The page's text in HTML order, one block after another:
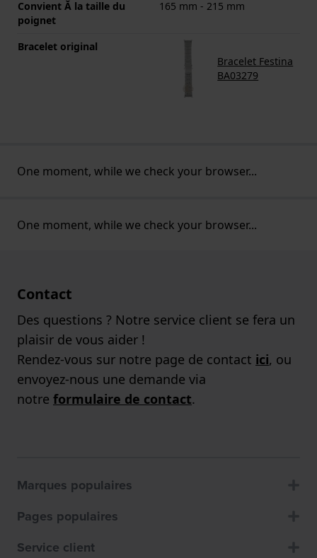
Convient Ă la taille du
poignet
165 mm - 215 mm
Bracelet original
Bracelet Festina
BA03279
One moment, while we check your browser...
One moment, while we check your browser...
Contact
Des questions ? Notre service client se fera un
plaisir de vous aider !
Rendez-vous sur notre page de contact ici, ou
envoyez-nous une demande via
notre formulaire de contact.
Marques populaires
Pages populaires
Service client